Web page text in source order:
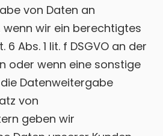
von Daten an
wir ein berechtigtes
Abs. 1 lit. f DSGVO an der
oder wenn eine sonstige
Datenweitergabe
von
geben wir